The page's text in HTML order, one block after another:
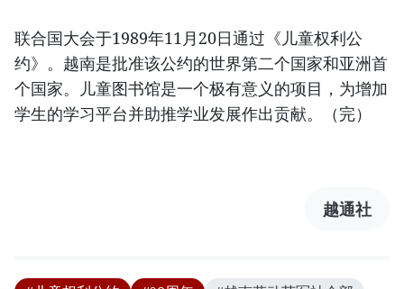
联合国大会于1989年11月20日通过《儿童权利公
约》。越南是批准该公约的世界第二个国家和亚洲首
个国家。儿童图书馆是一个极有意义的项目，为增加
学生的学习平台并助推学业发展作出贡献。（完）
越通社